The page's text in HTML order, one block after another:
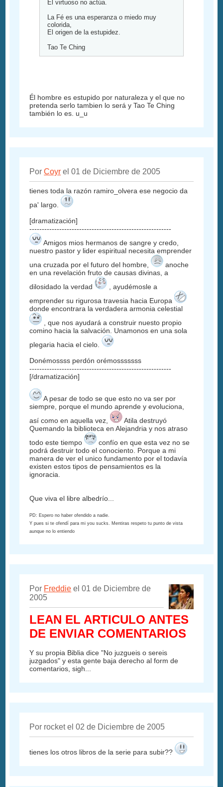
El virtuoso no actúa.
La Fé es una esperanza o miedo muy
colorida,
El origen de la estupidez.
Tao Te Ching
Él hombre es estupido por naturaleza y el que no
pretenda serlo tambien lo será y Tao Te Ching
también lo es. u_u
PorCoyr el 01 de Diciembre de 2005
tienes toda la razón ramiro_olvera ese negocio da
pa' largo.
[dramatización]
---------------------------------------------------------
Amigos mios hermanos de sangre y credo,
nuestro pastor y lider espiritual necesita emprender
una cruzada por el futuro del hombre,
anoche
en una revelación fruto de causas divinas, a
dilosidado la verdad
, ayudémosle a
emprender su rigurosa travesia hacia Europa
donde encontrara la verdadera armonia celestial
, que nos ayudará a construir nuesto propio
comino hacia la salvación. Unamonos en una sola
plegaria hacia el cielo.
Donémossss perdón orémosssssss
---------------------------------------------------------
[/dramatización]
A pesar de todo se que esto no va ser por
siempre, porque el mundo aprende y evoluciona,
así como en aquella vez,
Atila destruyó
Quemando la biblioteca en Alejandria y nos atraso
todo este tiempo
confío en que esta vez no se
podrá destruir todo el conociento. Porque a mi
manera de ver el unico fundamento por el todavía
existen estos tipos de pensamientos es la
ignoracia.
Que viva el libre albedrío...
PD: Espero no haber ofendido a nadie.
Y pues si te ofendí para mi you sucks. Mentiras respeto tu punto de vista
aunque no lo entiendo
Por Freddie el 01 de Diciembre de
2005
LEAN EL ARTICULO ANTES
DE ENVIAR COMENTARIOS
Y su propia Biblia dice "No juzgueis o sereis
juzgados" y esta gente baja derecho al form de
comentarios, sigh...
Por rocket el 02 de Diciembre de 2005
tienes los otros libros de la serie para subir??